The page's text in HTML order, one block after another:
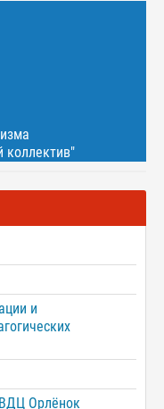
коллектив"
и
ВДЦ Орлёнок